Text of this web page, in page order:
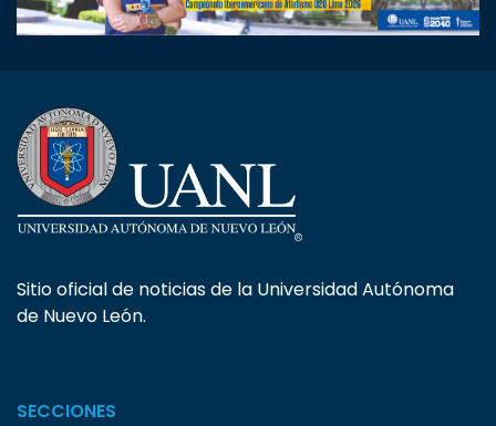
Sitio oficial de noticias de la Universidad Autónoma
de Nuevo León.
SECCIONES